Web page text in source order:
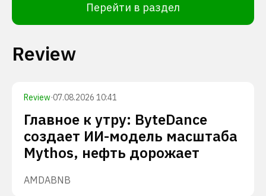
Перейти в раздел
Review
Review·07.08.2026 10:41
Главное к утру: ByteDance
создает ИИ-модель масштаба
Mythos, нефть дорожает
AMDABNB